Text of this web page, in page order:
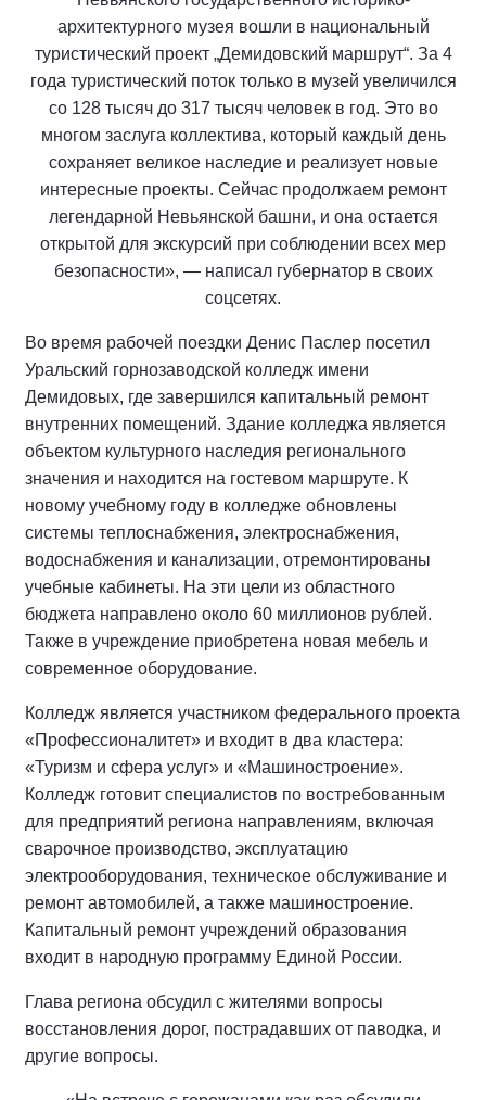
архитектурного музея вошли в национальный
туристический проект „Демидовский маршрут“. За 4
года туристический поток только в музей увеличился
со 128 тысяч до 317 тысяч человек в год. Это во
многом заслуга коллектива, который каждый день
сохраняет великое наследие и реализует новые
интересные проекты. Сейчас продолжаем ремонт
легендарной Невьянской башни, и она остается
открытой для экскурсий при соблюдении всех мер
безопасности», — написал губернатор в своих
соцсетях.
Во время рабочей поездки Денис Паслер посетил
Уральский горнозаводской колледж имени
Демидовых, где завершился капитальный ремонт
внутренних помещений. Здание колледжа является
объектом культурного наследия регионального
значения и находится на гостевом маршруте. К
новому учебному году в колледже обновлены
системы теплоснабжения, электроснабжения,
водоснабжения и канализации, отремонтированы
учебные кабинеты. На эти цели из областного
бюджета направлено около 60 миллионов рублей.
Также в учреждение приобретена новая мебель и
современное оборудование.
Колледж является участником федерального проекта
«Профессионалитет» и входит в два кластера:
«Туризм и сфера услуг» и «Машиностроение».
Колледж готовит специалистов по востребованным
для предприятий региона направлениям, включая
сварочное производство, эксплуатацию
электрооборудования, техническое обслуживание и
ремонт автомобилей, а также машиностроение.
Капитальный ремонт учреждений образования
входит в народную программу Единой России.
Глава региона обсудил с жителями вопросы
восстановления дорог, пострадавших от паводка, и
другие вопросы.